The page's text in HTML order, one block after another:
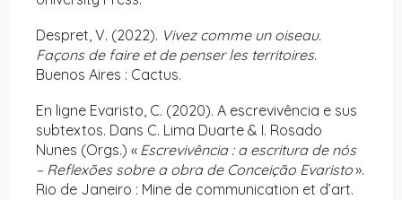
Despret, V. (2022). Vivez comme un oiseau.
Façons de faire et de penser les territoires.
Buenos Aires : Cactus.
En ligne Evaristo, C. (2020). A escrevivência e sus
subtextos. Dans C. Lima Duarte & I. Rosado
Nunes (Orgs.) « Escrevivência : a escritura de nós
– Reflexões sobre a obra de Conceição Evaristo».
Rio de Janeiro : Mine de communication et d’art.